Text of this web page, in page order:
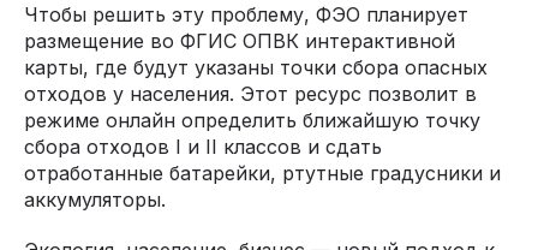
Чтобы решить эту проблему, ФЭО планирует
размещение во ФГИС ОПВК интерактивной
карты, где будут указаны точки сбора опасных
отходов у населения. Этот ресурс позволит в
режиме онлайн определить ближайшую точку
сбора отходов I и II классов и сдать
отработанные батарейки, ртутные градусники и
аккумуляторы.